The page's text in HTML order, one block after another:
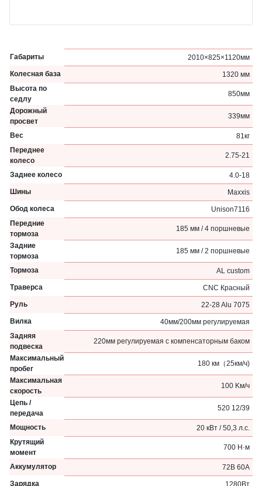
Габариты
2010×825×1120мм
Колесная база
1320 мм
Высота по
седлу
850мм
Дорожный
просвет
339мм
Вес
81кг
Переднее
колесо
2.75-21
Заднее колесо
4.0-18
Шины
Maxxis
Обод колеса
Unison7116
Передние
тормоза
185 мм / 4 поршневые
Задние
тормоза
185 мм / 2 поршневые
Тормоза
AL custom
Траверса
CNC Красный
Руль
22-28 Alu 7075
Вилка
40мм/200мм регулируемая
Задняя
подвеска
220мм регулируемая с компенсаторным баком
Максимальный
пробег
180 км（25км/ч)
Максимальная
скорость
100 Kм/ч
Цепь /
передача
520 12/39
Мощность
20 кВт / 50,3 л.с.
Крутящий
момент
700 Н·м
Аккумулятор
72В 60А
Зарядка
1280Вт